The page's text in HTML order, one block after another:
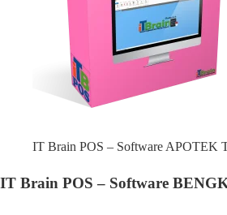
IT Brain POS – Software APOTEK
IT Brain POS – Software